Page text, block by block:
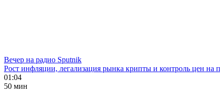
Вечер на радио Sputnik
Рост инфляции, легализация рынка крипты и контроль цен на
01:04
50 мин